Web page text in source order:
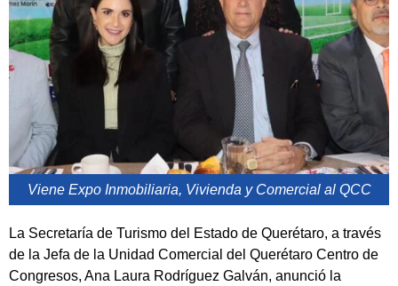
Viene Expo Inmobiliaria, Vivienda y Comercial al QCC
La Secretaría de Turismo del Estado de Querétaro, a través
de la Jefa de la Unidad Comercial del Querétaro Centro de
Congresos, Ana Laura Rodríguez Galván, anunció la